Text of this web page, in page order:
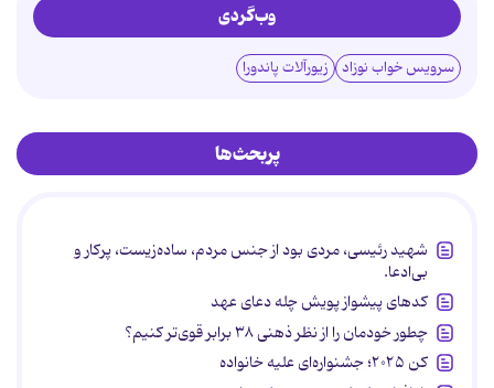
وب‌گردی
سرویس خواب نوزاد زیورآلات پاندورا
پربحث‌ها
شهید رئیسی، مردی بود از جنس مردم، ساده‌زیست، پرکار و
بی‌ادعا.
کدهای پیشواز پویش چله دعای عهد
چطور خودمان را از نظر ذهنی ۳۸ برابر قوی‌تر کنیم؟
کن ۲۰۲۵؛ جشنواره‌ای علیه خانواده